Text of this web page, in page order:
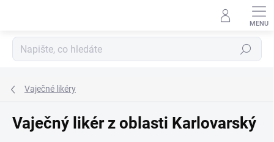
Hledat
Vaječné likéry
Vaječný likér z oblasti Karlovarský